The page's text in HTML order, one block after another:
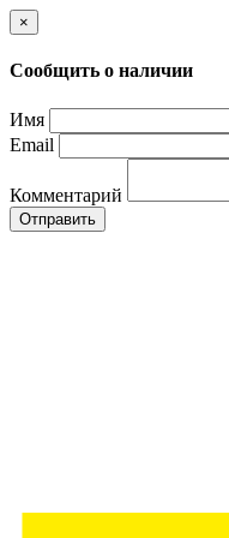
×
Сообщить о наличии
Имя
Email
Комментарий
Отправить